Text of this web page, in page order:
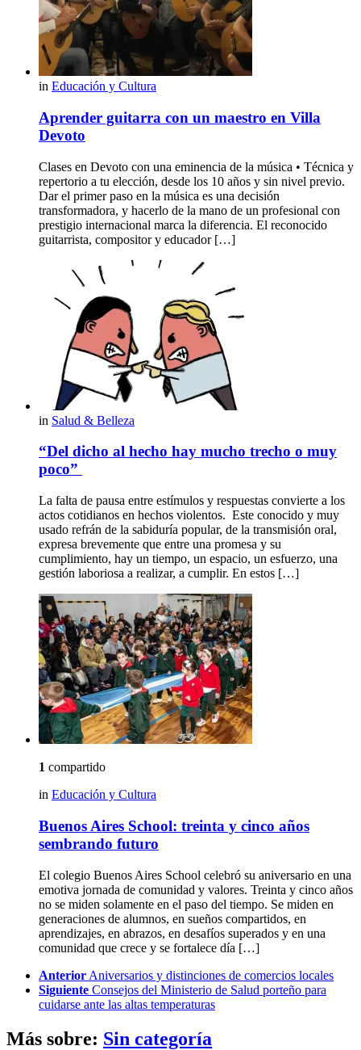
in Educación y Cultura
Aprender guitarra con un maestro en Villa
Devoto
Clases en Devoto con una eminencia de la música • Técnica y
repertorio a tu elección, desde los 10 años y sin nivel previo.
Dar el primer paso en la música es una decisión
transformadora, y hacerlo de la mano de un profesional con
prestigio internacional marca la diferencia. El reconocido
guitarrista, compositor y educador […]
in Salud & Belleza
“Del dicho al hecho hay mucho trecho o muy
poco”
La falta de pausa entre estímulos y respuestas convierte a los
actos cotidianos en hechos violentos. Este conocido y muy
usado refrán de la sabiduría popular, de la transmisión oral,
expresa brevemente que entre una promesa y su
cumplimiento, hay un tiempo, un espacio, un esfuerzo, una
gestión laboriosa a realizar, a cumplir. En estos […]
1 compartido
in Educación y Cultura
Buenos Aires School: treinta y cinco años
sembrando futuro
El colegio Buenos Aires School celebró su aniversario en una
emotiva jornada de comunidad y valores. Treinta y cinco años
no se miden solamente en el paso del tiempo. Se miden en
generaciones de alumnos, en sueños compartidos, en
aprendizajes, en abrazos, en desafíos superados y en una
comunidad que crece y se fortalece día […]
more
Anterior Aniversarios y distinciones de comercios locales
Siguiente Consejos del Ministerio de Salud porteño para
cuidarse ante las altas temperaturas
Más sobre: Sin categoría